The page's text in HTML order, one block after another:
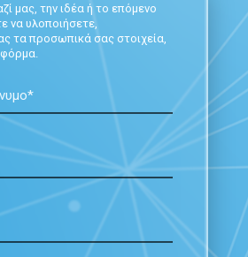
μας, την ιδέα ή το επόμενο
να υλοποιήσετε,
τα προσωπικά σας στοιχεία,